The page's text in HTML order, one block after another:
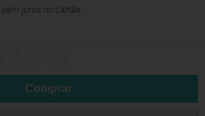
sem juros no cartão
Comprar